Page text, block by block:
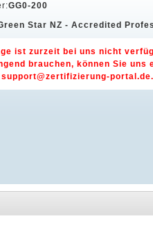
GG0-200
Star NZ - Accredited
ist zurzeit bei uns nicht
brauchen, können Sie uns
support@zertifizierung-portal.de